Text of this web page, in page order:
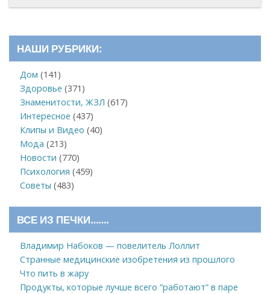
НАШИ РУБРИКИ:
Дом (141)
Здоровье (371)
Знаменитости, ЖЗЛ (617)
Интересное (437)
Клипы и Видео (40)
Мода (213)
Новости (770)
Психология (459)
Советы (483)
ВСЕ ИЗ ПЕЧКИ…….
Владимир Набоков — повелитель Лоллит
Странные медицинские изобретения из прошлого
Что пить в жару
Продукты, которые лучше всего “работают” в паре